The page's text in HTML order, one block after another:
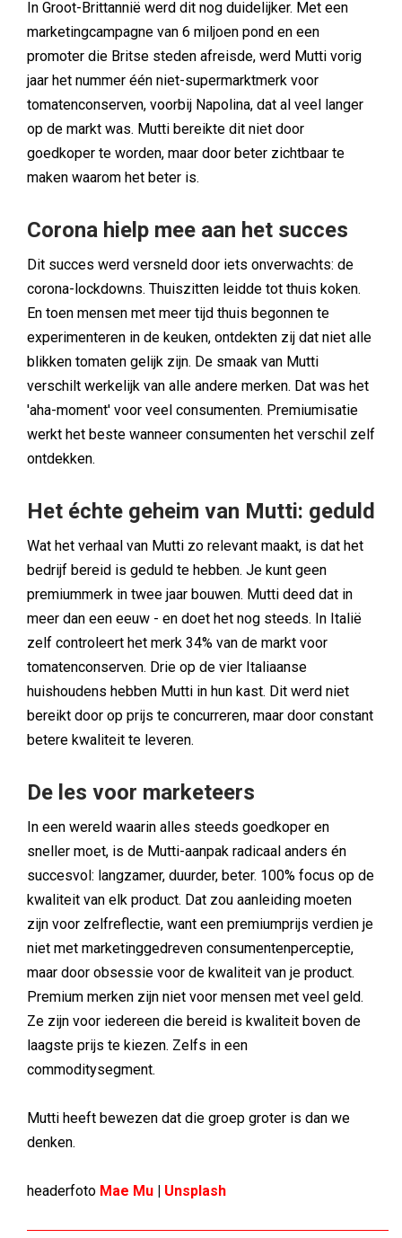
In Groot-Brittannië werd dit nog duidelijker. Met een
marketingcampagne van 6 miljoen pond en een
promoter die Britse steden afreisde, werd Mutti vorig
jaar het nummer één niet-supermarktmerk voor
tomatenconserven, voorbij Napolina, dat al veel langer
op de markt was. Mutti bereikte dit niet door
goedkoper te worden, maar door beter zichtbaar te
maken waarom het beter is.
Corona hielp mee aan het succes
Dit succes werd versneld door iets onverwachts: de
corona-lockdowns. Thuiszitten leidde tot thuis koken.
En toen mensen met meer tijd thuis begonnen te
experimenteren in de keuken, ontdekten zij dat niet alle
blikken tomaten gelijk zijn. De smaak van Mutti
verschilt werkelijk van alle andere merken. Dat was het
'aha-moment' voor veel consumenten. Premiumisatie
werkt het beste wanneer consumenten het verschil zelf
ontdekken.
Het échte geheim van Mutti: geduld
Wat het verhaal van Mutti zo relevant maakt, is dat het
bedrijf bereid is geduld te hebben. Je kunt geen
premiummerk in twee jaar bouwen. Mutti deed dat in
meer dan een eeuw - en doet het nog steeds. In Italië
zelf controleert het merk 34% van de markt voor
tomatenconserven. Drie op de vier Italiaanse
huishoudens hebben Mutti in hun kast. Dit werd niet
bereikt door op prijs te concurreren, maar door constant
betere kwaliteit te leveren.
De les voor marketeers
In een wereld waarin alles steeds goedkoper en
sneller moet, is de Mutti-aanpak radicaal anders én
succesvol: langzamer, duurder, beter. 100% focus op de
kwaliteit van elk product. Dat zou aanleiding moeten
zijn voor zelfreflectie, want een premiumprijs verdien je
niet met marketinggedreven consumentenperceptie,
maar door obsessie voor de kwaliteit van je product.
Premium merken zijn niet voor mensen met veel geld.
Ze zijn voor iedereen die bereid is kwaliteit boven de
laagste prijs te kiezen. Zelfs in een
commoditysegment.
Mutti heeft bewezen dat die groep groter is dan we
denken.
headerfoto Mae Mu Unsplash